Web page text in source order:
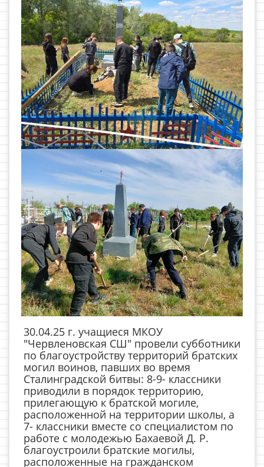
30.04.25 г. учащиеся МКОУ
"Червленовская СШ" провели субботники
по благоустройству территорий братских
могил воинов, павших во время
Сталинградской битвы: 8-9- классники
приводили в порядок территорию,
прилегающую к братской могиле,
расположенной на территории школы, а
7- классники вместе со специалистом по
работе с молодежью Бахаевой Д. Р.
благоустроили братские могилы,
расположенные на гражданском